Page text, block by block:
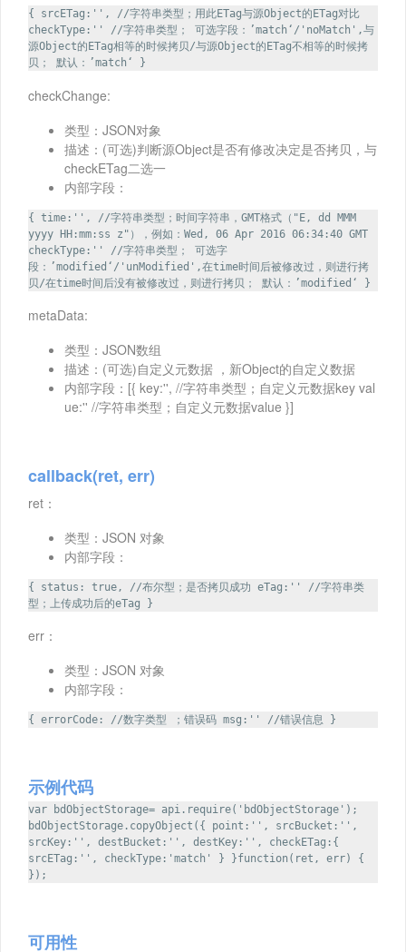
{ srcETag:'', //字符串类型；用此ETag与源Object的ETag对比
checkType:'' //字符串类型； 可选字段：’match‘/'noMatch',与
源Object的ETag相等的时候拷贝/与源Object的ETag不相等的时候拷
贝； 默认：’match‘ }
checkChange:
类型：JSON对象
描述：(可选)判断源Object是否有修改决定是否拷贝，与
checkETag二选一
内部字段：
{ time:'', //字符串类型；时间字符串，GMT格式（"E, dd MMM
yyyy HH:mm:ss z"），例如：Wed, 06 Apr 2016 06:34:40 GMT
checkType:'' //字符串类型； 可选字
段：’modified‘/'unModified',在time时间后被修改过，则进行拷
贝/在time时间后没有被修改过，则进行拷贝； 默认：’modified‘ }
metaData:
类型：JSON数组
描述：(可选)自定义元数据 ，新Object的自定义数据
内部字段：[{ key:'', //字符串类型；自定义元数据key val
ue:'' //字符串类型；自定义元数据value }]
callback(ret, err)
ret：
类型：JSON 对象
内部字段：
{ status: true, //布尔型；是否拷贝成功 eTag:'' //字符串类
型；上传成功后的eTag }
err：
类型：JSON 对象
内部字段：
{ errorCode: //数字类型 ；错误码 msg:'' //错误信息 }
示例代码
var bdObjectStorage= api.require('bdObjectStorage');
bdObjectStorage.copyObject({ point:'', srcBucket:'',
srcKey:'', destBucket:'', destKey:'', checkETag:{
srcETag:'', checkType:'match' } }function(ret, err) {
});
可用性